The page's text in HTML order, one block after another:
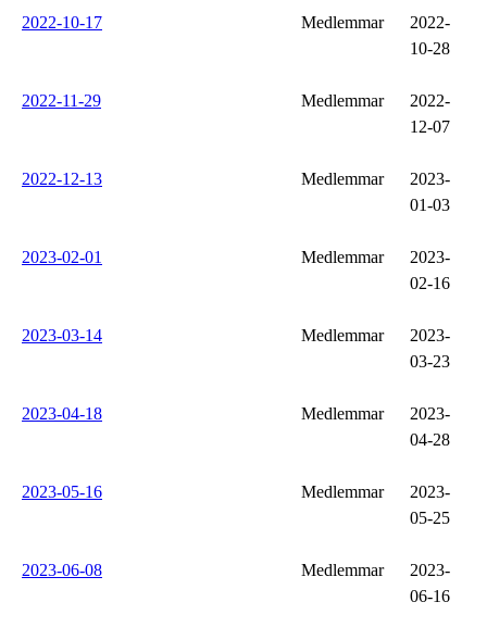
2022-10-17 Medlemmar
2022-
10-28
2022-11-29 Medlemmar
2022-
12-07
2022-12-13 Medlemmar
2023-
01-03
2023-02-01 Medlemmar
2023-
02-16
2023-03-14 Medlemmar
2023-
03-23
2023-04-18 Medlemmar
2023-
04-28
2023-05-16 Medlemmar
2023-
05-25
2023-06-08 Medlemmar
2023-
06-16